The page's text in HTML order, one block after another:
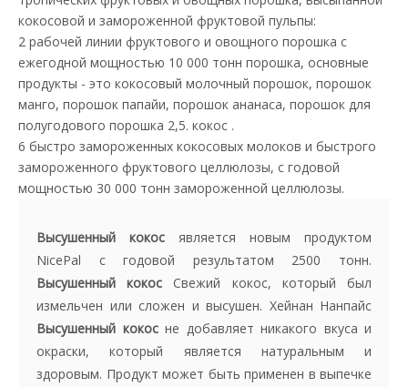
кокосовой и замороженной фруктовой пульпы:
2 рабочей линии фруктового и овощного порошка с
ежегодной мощностью 10 000 тонн порошка, основные
продукты - это кокосовый молочный порошок, порошок
манго, порошок папайи, порошок ананаса, порошок для
полугодового порошка 2,5. кокос .
6 быстро замороженных кокосовых молоков и быстрого
замороженного фруктового целлюлозы, с годовой
мощностью 30 000 тонн замороженной целлюлозы.
Высушенный кокос является новым продуктом
NicePal с годовой результатом 2500 тонн.
Высушенный кокос Свежий кокос, который был
измельчен или сложен и высушен. Хейнан Нанпайс
Высушенный кокосне добавляет никакого вкуса и
окраски, который является натуральным и
здоровым. Продукт может быть применен в выпечке